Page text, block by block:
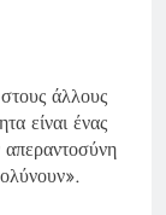
άλλους
είναι ένας